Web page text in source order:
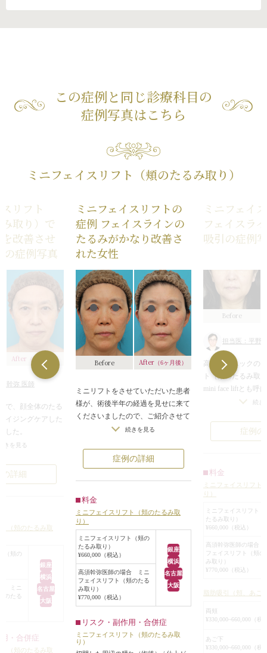
この症例と同じ診療科目の
症例写真はこちら
ミニフェイスリフト（頬のたるみ取り）
リフト
取り）で
改善させ
症例写真
After （6ヶ月後）
幹弥 医師
で、顔全体のたる
イジングケアした
した。
いたところ、年齢
ライン、顎下、首
ていました。
、頬、フェイスラ
フェイスリフトを
、「そこまで本格
よいので、まずは
ト（頬のたるみ取
めな切開するリフ
フェイスリフト
きを見る
詳細
（頬のたるみ取
（頬の
銀座
横浜
名古屋
大阪
ミニ
のたる
・合併症
（頬のたるみ取
ミニフェイスリフトの
症例 フェイスラインの
たるみがかなり改善さ
れた女性
Before After（6ヶ月後）
ミニリフトをさせていただいた患者
様が、術後半年の経過を見せに来て
くださいましたので、ご紹介させて
いただきます。
ラインが薄くなっているのがわかる
かと思います。
耳の前のキズもほとんどわからない
また、正面ではあまりわからないで
すが、
フェイスラインのたるみがかなり改
善されているのがわかるかと思いま
す。
術後6ヶ月ですが、ほとんど後戻り
もしていないですね。
続きを見る
症例の詳細
料金
ミニフェイスリフト（頬のたるみ取
り）
ミニフェイスリフト（頬の
たるみ取り）
¥660,000（税込）
銀座
横浜
名古屋
大阪
高須幹弥医師の場合 ミニ
フェイスリフト（頬のたる
み取り）
¥770,000（税込）
リスク・副作用・合併症
ミニフェイスリフト（頬のたるみ取
り）
ミニフェイ
フェイスラ
吸引の症例
Before
担当医：平野
高須クリニックの
ト（頬のたるみ取
mini face liftとも呼
半分のリフトアッ
こめかみの有髪部
いる部分）から耳
分な皮膚を切除す
ダウンタイムが短
を作らないで済む
あります。
というのはとても
すが、耳の後ろの
そのため、ミニリ
トのほうが良いと
を気にされていた
続き
症例
料金
ミニフェイスリフト
り）
ミニフェイスリフト（
たるみ取り）
¥660,000（税込）
高須幹弥医師の場合
フェイスリフト（頬の
み取り）
¥770,000（税込）
脂肪吸引（頬、あご
両頬
¥330,000~660,000（税
あご下
¥330,000~660,000（税